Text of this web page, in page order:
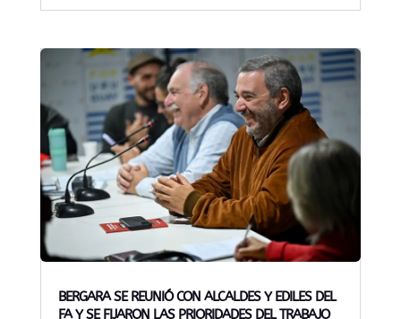
BERGARA SE REUNIÓ CON ALCALDES Y EDILES DEL
FA Y SE FIJARON LAS PRIORIDADES DEL TRABAJO